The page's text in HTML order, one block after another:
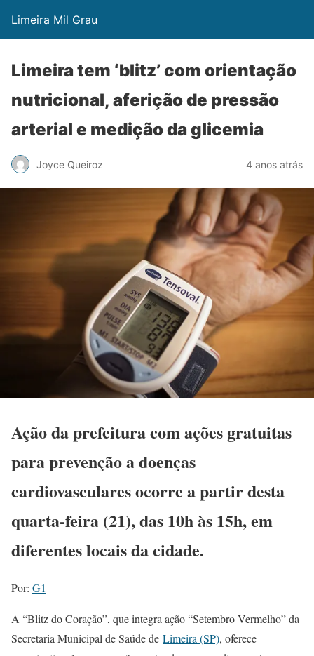
Limeira Mil Grau
Limeira tem ‘blitz’ com orientação
nutricional, aferição de pressão
arterial e medição da glicemia
Joyce Queiroz 4 anos atrás
Ação da prefeitura com ações gratuitas
para prevenção a doenças
cardiovasculares ocorre a partir desta
quarta-feira (21), das 10h às 15h, em
diferentes locais da cidade.
Por: G1
A “Blitz do Coração”, que integra ação “Setembro Vermelho” da
Secretaria Municipal de Saúde de Limeira (SP), oferece